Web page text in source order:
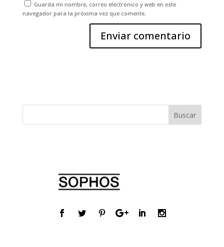
Guarda mi nombre, correo electrónico y web en este
navegador para la próxima vez que comente.